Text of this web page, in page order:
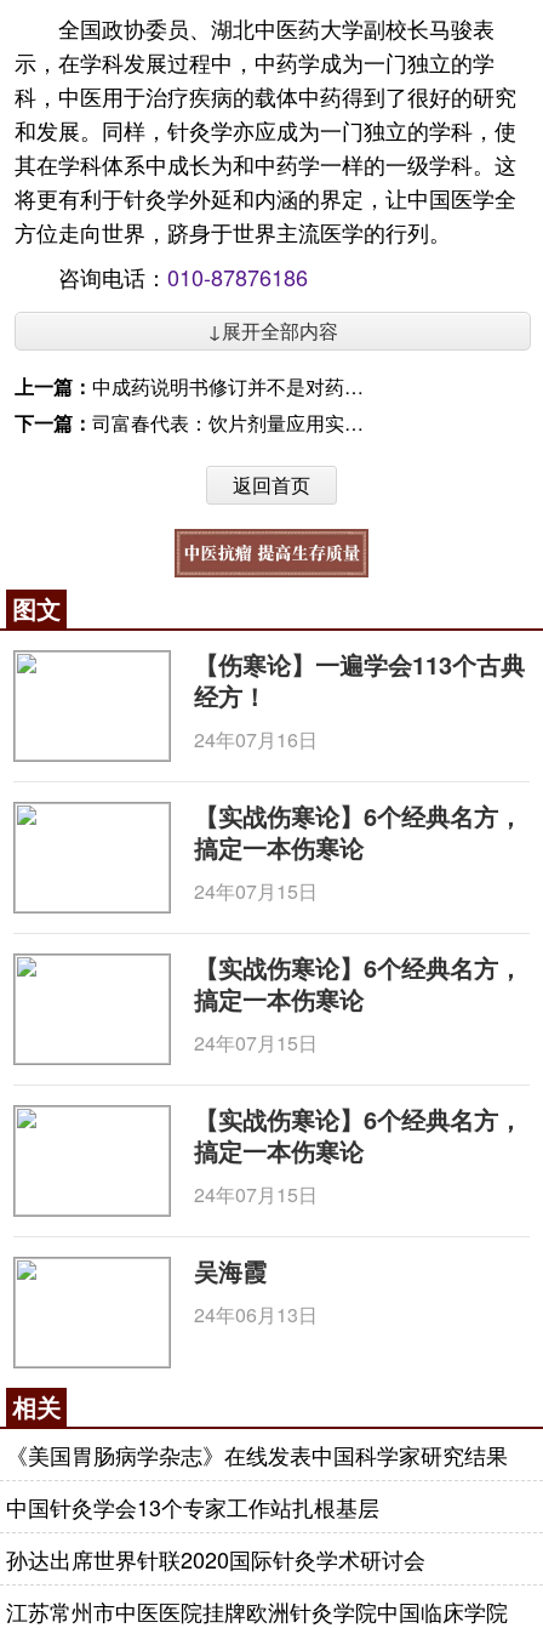
全国政协委员、湖北中医药大学副校长马骏表
示，在学科发展过程中，中药学成为一门独立的学
科，中医用于治疗疾病的载体中药得到了很好的研究
和发展。同样，针灸学亦应成为一门独立的学科，使
其在学科体系中成长为和中药学一样的一级学科。这
将更有利于针灸学外延和内涵的界定，让中国医学全
方位走向世界，跻身于世界主流医学的行列。
咨询电话： 010-87876186
↓展开全部内容
上一篇： 中成药说明书修订并不是对药品安全性的否定
下一篇： 司富春代表：饮片剂量应用实施行业管理
返回首页
图文
【伤寒论】一遍学会113个古典
经方！
24年07月16日
【实战伤寒论】6个经典名方，
搞定一本伤寒论
24年07月15日
【实战伤寒论】6个经典名方，
搞定一本伤寒论
24年07月15日
【实战伤寒论】6个经典名方，
搞定一本伤寒论
24年07月15日
吴海霞
24年06月13日
相关
《美国胃肠病学杂志》在线发表中国科学家研究结果
中国针灸学会13个专家工作站扎根基层
孙达出席世界针联2020国际针灸学术研讨会
江苏常州市中医医院挂牌欧洲针灸学院中国临床学院